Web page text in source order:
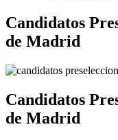
Candidatos
de Madrid
Candidatos
de Madrid